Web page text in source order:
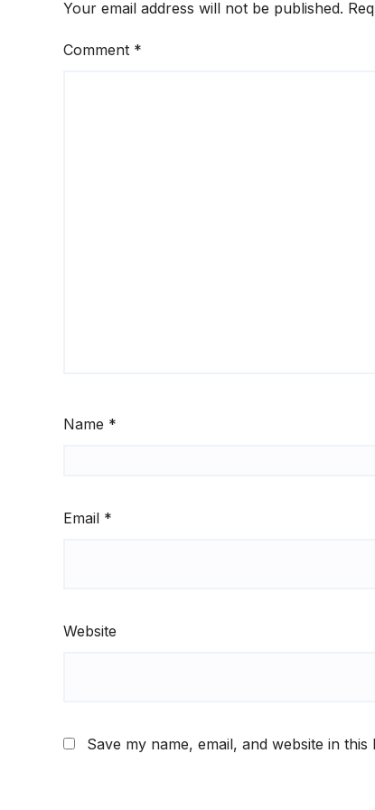
Your email address will not be published.
Comment *
Name *
Email *
Website
Save my name, email, and website in